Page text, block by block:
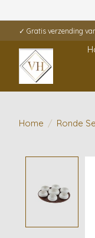
✓ Gratis verzending
Home / Ronde